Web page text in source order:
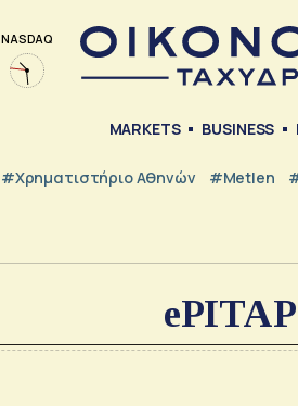
NASDAQ
MARKETS BUSINESS
#Χρηματιστήριο Αθηνών #metlen